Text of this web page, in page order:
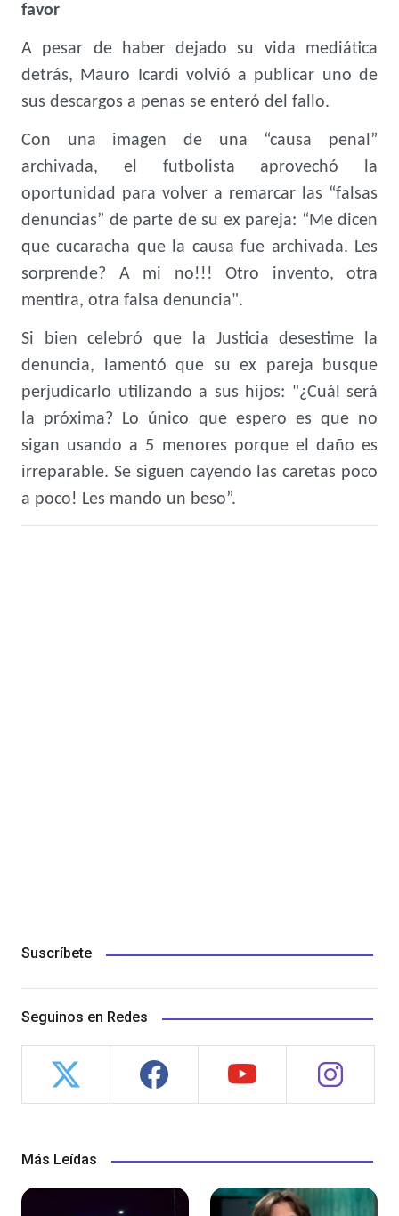
favor
A pesar de haber dejado su vida mediática
detrás, Mauro Icardi volvió a publicar uno de
sus descargos a penas se enteró del fallo.
Con una imagen de una “causa penal”
archivada, el futbolista aprovechó la
oportunidad para volver a remarcar las “falsas
denuncias” de parte de su ex pareja: “Me dicen
que cucaracha que la causa fue archivada. Les
sorprende? A mi no!!! Otro invento, otra
mentira, otra falsa denuncia".
Si bien celebró que la Justicia desestime la
denuncia, lamentó que su ex pareja busque
perjudicarlo utilizando a sus hijos: "¿Cuál será
la próxima? Lo único que espero es que no
sigan usando a 5 menores porque el daño es
irreparable. Se siguen cayendo las caretas poco
a poco! Les mando un beso”.
Suscríbete
Seguinos en Redes
Más Leídas